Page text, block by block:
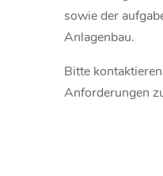
sowie der
Anlagenbau.
Bitte
Anforderungen